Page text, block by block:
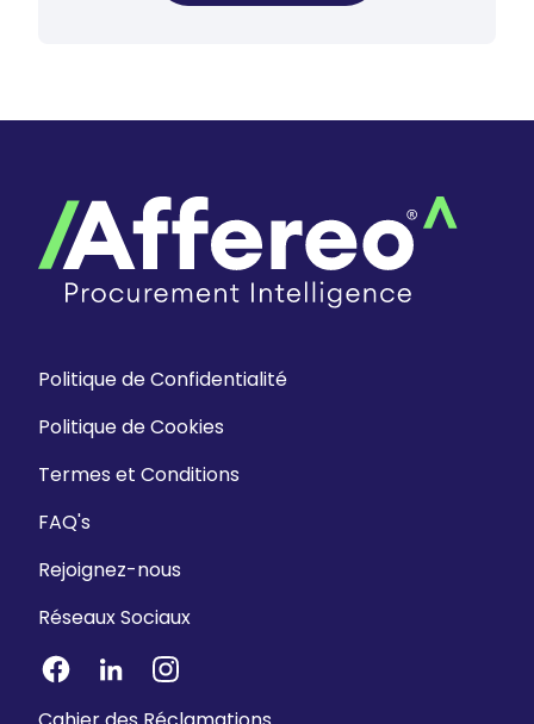
Politique de Confidentialité
Politique de Cookies
Termes et Conditions
FAQ's
Rejoignez-nous
Réseaux Sociaux